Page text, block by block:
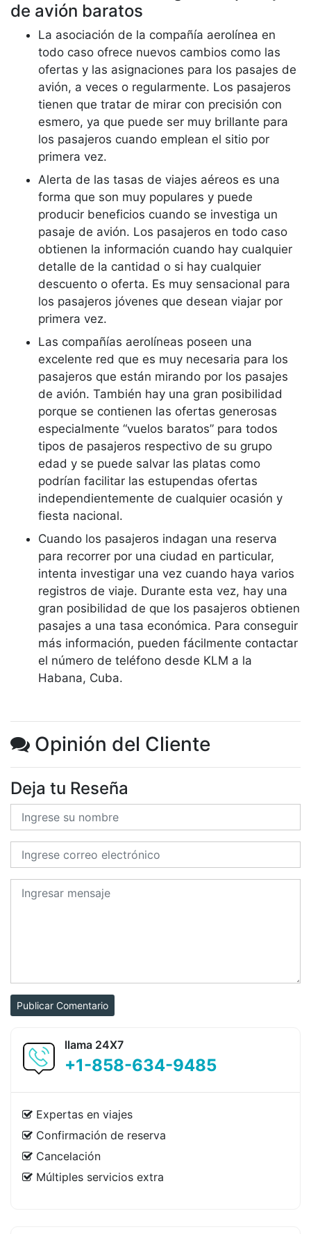
de avión baratos
La asociación de la compañía aerolínea en
todo caso ofrece nuevos cambios como las
ofertas y las asignaciones para los pasajes de
avión, a veces o regularmente. Los pasajeros
tienen que tratar de mirar con precisión con
esmero, ya que puede ser muy brillante para
los pasajeros cuando emplean el sitio por
primera vez.
Alerta de las tasas de viajes aéreos es una
forma que son muy populares y puede
producir beneficios cuando se investiga un
pasaje de avión. Los pasajeros en todo caso
obtienen la información cuando hay cualquier
detalle de la cantidad o si hay cualquier
descuento o oferta. Es muy sensacional para
los pasajeros jóvenes que desean viajar por
primera vez.
Las compañías aerolíneas poseen una
excelente red que es muy necesaria para los
pasajeros que están mirando por los pasajes
de avión. También hay una gran posibilidad
porque se contienen las ofertas generosas
especialmente “vuelos baratos” para todos
tipos de pasajeros respectivo de su grupo
edad y se puede salvar las platas como
podrían facilitar las estupendas ofertas
independientemente de cualquier ocasión y
fiesta nacional.
Cuando los pasajeros indagan una reserva
para recorrer por una ciudad en particular,
intenta investigar una vez cuando haya varios
registros de viaje. Durante esta vez, hay una
gran posibilidad de que los pasajeros obtienen
pasajes a una tasa económica. Para conseguir
más información, pueden fácilmente contactar
el número de teléfono desde KLM a la
Habana, Cuba.
Opinión del Cliente
Deja tu Reseña
Publicar Comentario
llama 24X7
+1-858-634-9485
Expertas en viajes
Confirmación de reserva
Cancelación
Múltiples servicios extra